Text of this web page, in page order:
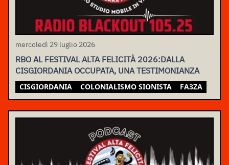
mercoledì 29 luglio 2026
RBO AL FESTIVAL ALTA FELICITÀ 2026:DALLA
CISGIORDANIA OCCUPATA, UNA TESTIMONIANZA
CISGIORDANIA COLONIALISMO SIONISTA FA3ZA